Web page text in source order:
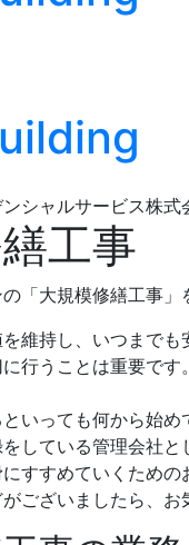
工事
「大規模修繕工事」
維持し、いつまでも
行うことは重要です。
いっても何から始め
している管理会社
すすめていくための
ございましたら、お